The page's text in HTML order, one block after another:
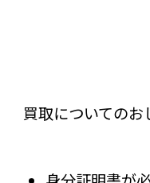
買取についてのお